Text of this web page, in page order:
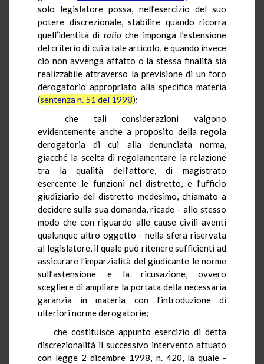
solo legislatore possa, nell’esercizio del suo
potere discrezionale, stabilire quando ricorra
quell’identità di ratioche imponga l’estensione
del criterio di cui a tale articolo, e quando invece
ciò non avvenga affatto o la stessa finalità sia
realizzabile attraverso la previsione di un foro
derogatorio appropriato alla specifica materia
(sentenza n. 51 del 1998);
che tali considerazioni valgono
evidentemente anche a proposito della regola
derogatoria di cui alla denunciata norma,
giacché la scelta di regolamentare la relazione
tra la qualità dell’attore, di magistrato
esercente le funzioni nel distretto, e l’ufficio
giudiziario del distretto medesimo, chiamato a
decidere sulla sua domanda, ricade - allo stesso
modo che con riguardo alle cause civili aventi
qualunque altro oggetto - nella sfera riservata
al legislatore, il quale può ritenere sufficienti ad
assicurare l'imparzialità del giudicante le norme
sull’astensione e la ricusazione, ovvero
scegliere di ampliare la portata della necessaria
garanzia in materia con l’introduzione di
ulteriori norme derogatorie;
che costituisce appunto esercizio di detta
discrezionalità il successivo intervento attuato
con legge 2 dicembre 1998, n. 420, la quale -